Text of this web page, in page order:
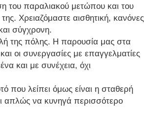
του παραλιακού μετώπου και του
Χρειαζόμαστε αισθητική, κανόνες
σύγχρονη.
της πόλης. Η παρουσία μας στα
οι συνεργασίες με επαγγελματίες
και με συνέχεια, όχι
που λείπει όμως είναι η σταθερή
απλώς να κυνηγά περισσότερο